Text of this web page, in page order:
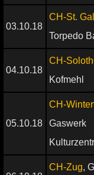
03.10.18
CH-St.
Torpedo
04.10.18
CH-
Kofmehl
05.10.18
CH-
Gaswerk
CH-Zug,